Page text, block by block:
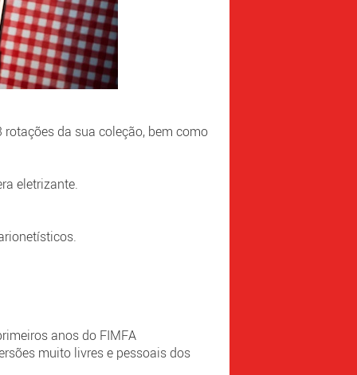
rotações da sua coleção, bem como
eletrizante.
anos do FIMFA
muito livres e pessoais dos